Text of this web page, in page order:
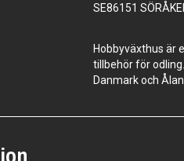
SE86151
Hobbyväxthus är
tillbehör för
Danmark och